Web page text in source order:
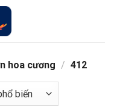
hoa cương / 412